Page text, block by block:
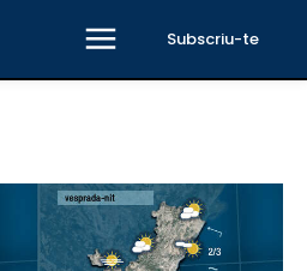
Subscriu-te